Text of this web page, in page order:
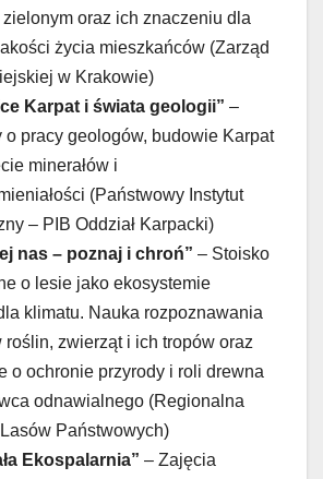
zielonym oraz ich znaczeniu dla
życia mieszkańców (Zarząd
w Krakowie)
Karpat i świata geologii” –
o pracy geologów, budowie Karpat
minerałów i
(Państwowy Instytut
– PIB Oddział Karpacki)
nas – poznaj i chroń” – Stoisko
o lesie jako ekosystemie
klimatu. Nauka rozpoznawania
roślin, zwierząt i ich tropów oraz
o ochronie przyrody i roli drewna
odnawialnego (Regionalna
Państwowych)
Ekospalarnia” – Zajęcia